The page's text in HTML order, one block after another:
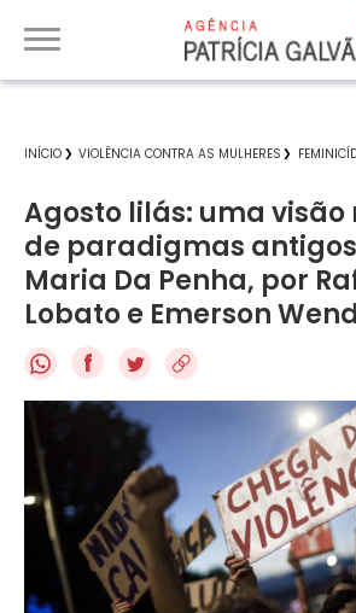
INÍCIO VIOLÊNCIA CONTRA AS MULHERES
Agosto lilás: uma
de paradigmas antigos
Maria Da Penha, por
Lobato e Emerson
f